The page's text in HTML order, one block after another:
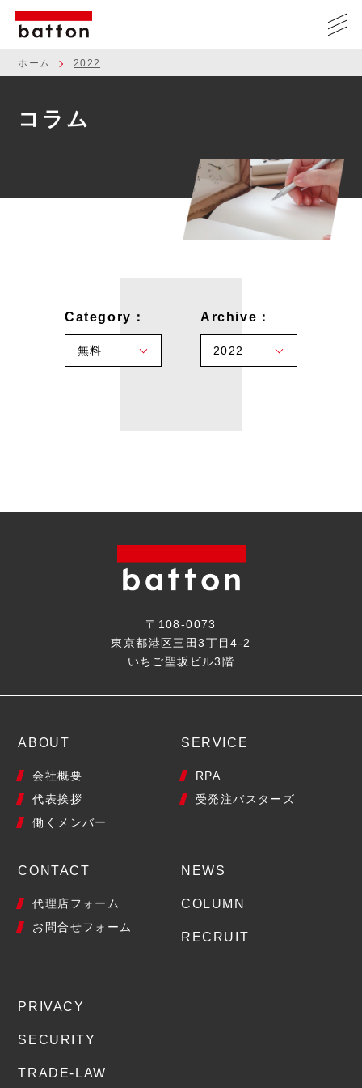
ホーム 2022
コラム
Category：
無料
Archive：
2022
〒108-0073
東京都港区三田3丁目4-2
いちご聖坂ビル3階
ABOUT
会社概要
代表挨拶
働くメンバー
SERVICE
RPA
受発注バスターズ
CONTACT
代理店フォーム
お問合せフォーム
NEWS
COLUMN
RECRUIT
PRIVACY
SECURITY
TRADE-LAW